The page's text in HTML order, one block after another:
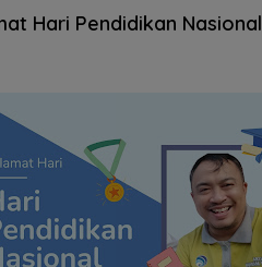
Hari Pendidikan Nasional